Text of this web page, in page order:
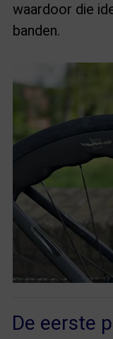
waardoor die
banden.
De eerste